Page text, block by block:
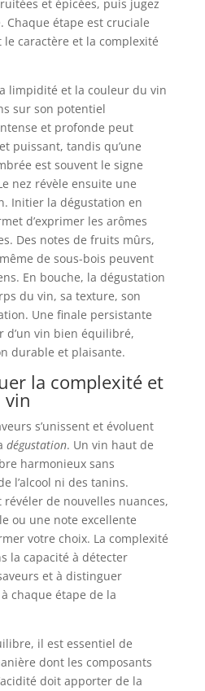
et épicées, puis jugez
Chaque étape est cruciale
caractère et la complexité
limpidité et la couleur du vin
sur son potentiel
et profonde peut
puissant, tandis qu’une
est souvent le signe
nez révèle ensuite une
Initier la dégustation en
d’exprimer les arômes
Des notes de fruits mûrs,
de sous-bois peuvent
En bouche, la dégustation
du vin, sa texture, son
Une finale persistante
d’un vin bien équilibré,
durable et plaisante.
la complexité et
vin
s’unissent et évoluent
dégustation. Un vin haut de
harmonieux sans
l’alcool ni des tanins.
révéler de nouvelles nuances,
ou une note excellente
votre choix. La complexité
la capacité à détecter
et à distinguer
chaque étape de la
il est essentiel de
dont les composants
doit apporter de la